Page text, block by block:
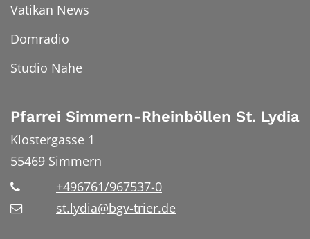
Vatikan News
Domradio
Studio Nahe
Pfarrei Simmern-Rheinböllen St. Lydia
Klostergasse 1
55469 Simmern
+496761/967537-0
st.lydia@bgv-trier.de